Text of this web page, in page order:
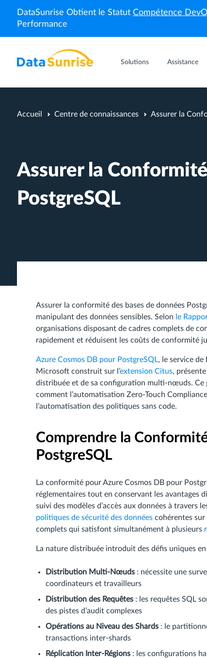
DataSunrise Obtient le Statut Compétence
Performance
Solutions Assistance
Accueil Centre de connaissances Assurer la
Assurer la
PostgreSQL
Assurer la conformité des bases de données
manipulant des données sensibles. Selon le
organisations disposant de cadres complets de
rapidement et réduisent les coûts de conformité
Azure Cosmos DB pour PostgreSQL, le service de
Microsoft construit sur l’extension Citus,
distribuée et de sa configuration multi-nœuds.
comment l’automatisation Zero-Touch
l’automatisation des politiques sans code.
Comprendre la
PostgreSQL
La conformité pour Azure Cosmos DB pour
réglementaires tout en conservant les avantages
suivi des modèles d’accès aux données à
politiques de sécurité des données cohérentes sur
complets qui satisfont simultanément à plusieurs
La nature distribuée introduit des défis uniques
Distribution Multi-Nœuds : nécessite une
coordinateurs et travailleurs
Distribution des Requêtes : les requêtes SQL
des pistes d’audit complexes
Opérations au Niveau des Shards : le
transactions inter-shards
Réplication Inter-Régions : les configurations